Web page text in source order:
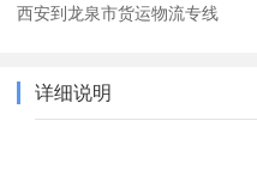
西安到龙泉市货运物流专线
详细说明